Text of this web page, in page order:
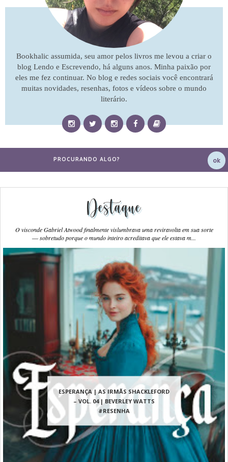
Bookhalic assumida, seu amor pelos livros me levou a criar o
blog Lendo e Escrevendo, há alguns anos. Minha paixão por
eles me fez continuar. No blog e redes sociais você encontrará
muitas novidades, resenhas, fotos e vídeos sobre o mundo
literário.
Destaque
ESPERANÇA | AS IRMÃS SHACKLEFORD
– VOL. 04 | BEVERLEY WATTS
#RESENHA
O visconde Gabriel Atwood finalmente vislumbrava uma reviravolta em sua sorte
― sobretudo porque o mundo inteiro acreditava que ele estava m...